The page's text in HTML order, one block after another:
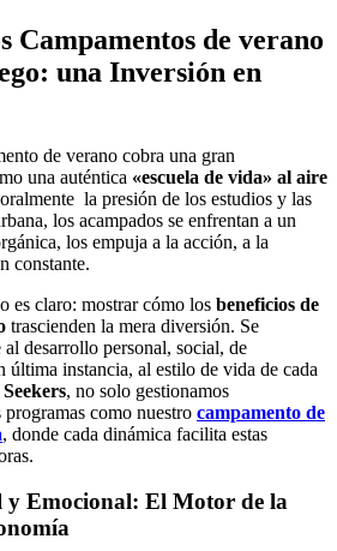
Campamentos de verano
una Inversión en
de verano cobra una gran
una auténtica «escuela de vida» al aire
la presión de los estudios y las
los acampados se enfrentan a un
los empuja a la acción, a la
constante.
es claro: mostrar cómo los beneficios de
trascienden la mera diversión. Se
desarrollo personal, social, de
última instancia, al estilo de vida de cada
, no solo gestionamos
programas como nuestro campamento de
, donde cada dinámica facilita estas
y Emocional: El Motor de la